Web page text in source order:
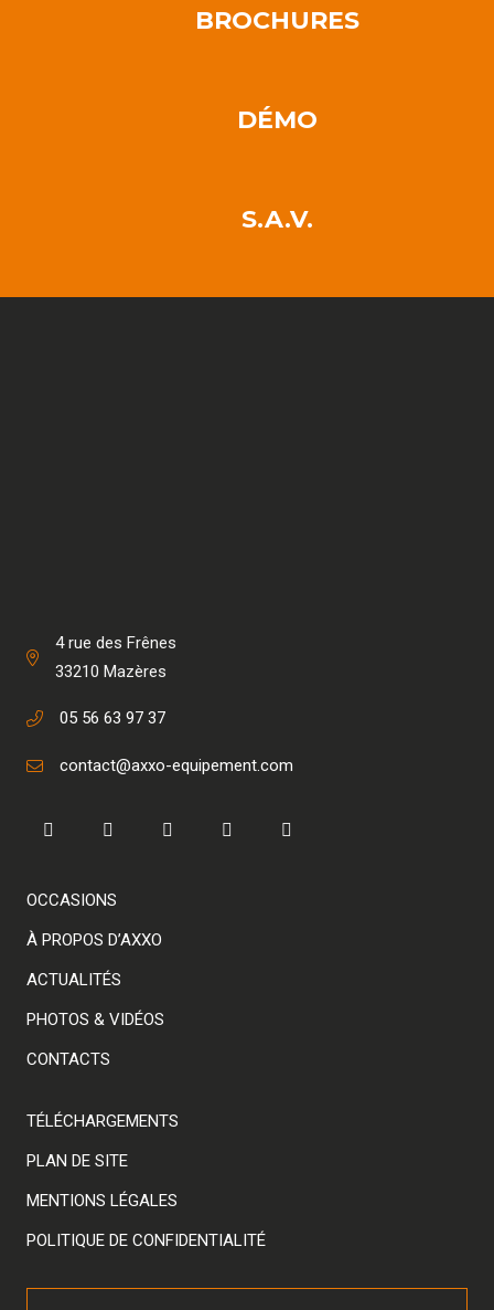
BROCHURES
DÉMO
S.A.V.
4 rue des Frênes
33210 Mazères
05 56 63 97 37
contact@axxo-equipement.com
OCCASIONS
À PROPOS D’AXXO
ACTUALITÉS
PHOTOS & VIDÉOS
CONTACTS
TÉLÉCHARGEMENTS
PLAN DE SITE
MENTIONS LÉGALES
POLITIQUE DE CONFIDENTIALITÉ